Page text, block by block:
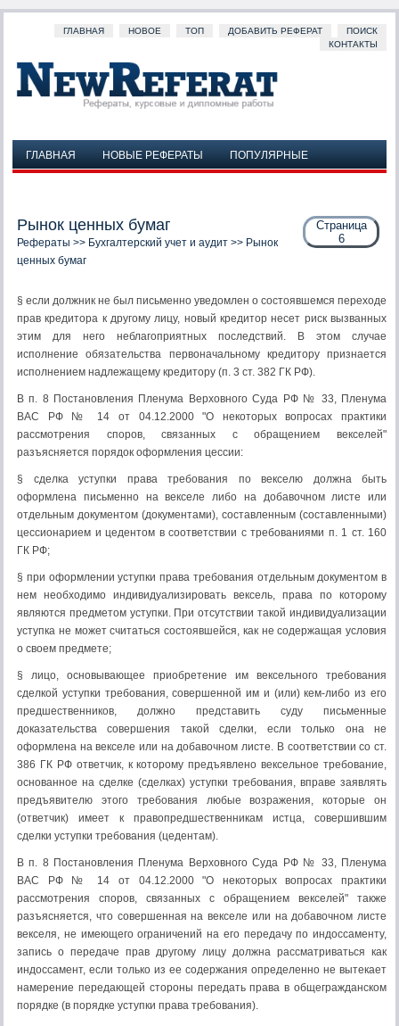
ГЛАВНАЯ НОВОЕ ТОП ДОБАВИТЬ РЕФЕРАТ
ПОИСК
КОНТАКТЫ
ГЛАВНАЯ НОВЫЕ РЕФЕРАТЫ
ПОПУЛЯРНЫЕ
Страница
6
Рынок ценных бумаг
Рефераты >> Бухгалтерский учет и аудит >> Рынок
ценных бумаг
§ если должник не был письменно уведомлен о состоявшемся переходе
прав кредитора к другому лицу, новый кредитор несет риск вызванных
этим для него неблагоприятных последствий. В этом случае
исполнение обязательства первоначальному кредитору признается
исполнением надлежащему кредитору (п. 3 ст. 382 ГК РФ).
В п. 8 Постановления Пленума Верховного Суда РФ № 33, Пленума
ВАС РФ № 14 от 04.12.2000 "О некоторых вопросах практики
рассмотрения споров, связанных с обращением векселей"
разъясняется порядок оформления цессии:
§ сделка уступки права требования по векселю должна быть
оформлена письменно на векселе либо на добавочном листе или
отдельным документом (документами), составленным (составленными)
цессионарием и цедентом в соответствии с требованиями п. 1 ст. 160
ГК РФ;
§ при оформлении уступки права требования отдельным документом в
нем необходимо индивидуализировать вексель, права по которому
являются предметом уступки. При отсутствии такой индивидуализации
уступка не может считаться состоявшейся, как не содержащая условия
о своем предмете;
§ лицо, основывающее приобретение им вексельного требования
сделкой уступки требования, совершенной им и (или) кем-либо из его
предшественников, должно представить суду письменные
доказательства совершения такой сделки, если только она не
оформлена на векселе или на добавочном листе. В соответствии со ст.
386 ГК РФ ответчик, к которому предъявлено вексельное требование,
основанное на сделке (сделках) уступки требования, вправе заявлять
предъявителю этого требования любые возражения, которые он
(ответчик) имеет к правопредшественникам истца, совершившим
сделки уступки требования (цедентам).
В п. 8 Постановления Пленума Верховного Суда РФ № 33, Пленума
ВАС РФ № 14 от 04.12.2000 "О некоторых вопросах практики
рассмотрения споров, связанных с обращением векселей" также
разъясняется, что совершенная на векселе или на добавочном листе
векселя, не имеющего ограничений на его передачу по индоссаменту,
запись о передаче прав другому лицу должна рассматриваться как
индоссамент, если только из ее содержания определенно не вытекает
намерение передающей стороны передать права в общегражданском
порядке (в порядке уступки права требования).